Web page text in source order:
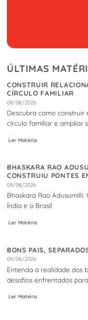
ÚLTIMAS
CONSTRUIR
CÍRCULO FAMILIAR
09/08/2026
Descubra como construir
círculo familiar e ampliar
Ler Matéria
BHASKARA RAO
CONSTRUIU PONTES
09/08/2026
Bhaskara Rao
Índia e o Brasil
Ler Matéria
BONS PAIS,
09/08/2026
Entenda a realidade dos
desafios enfrentados
Ler Matéria